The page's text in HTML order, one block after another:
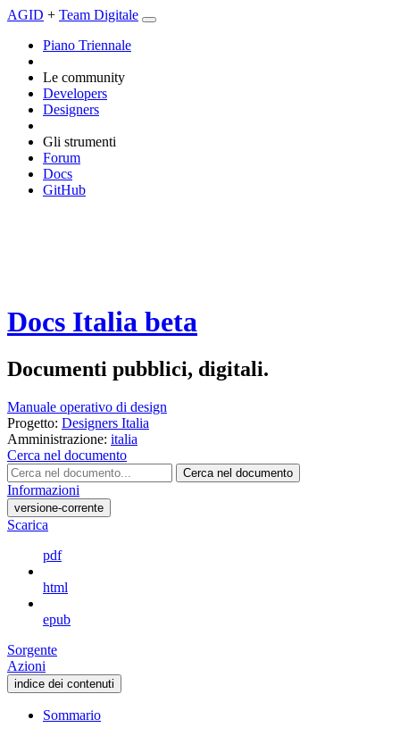
AGID + Team Digitale
Piano Triennale
Le community
Developers
Designers
Gli strumenti
Forum
Docs
GitHub
Docs Italia beta
Documenti pubblici, digitali.
Manuale operativo di design
Progetto: Designers Italia
Amministrazione: italia
Cerca nel documento
Cerca nel documento
Informazioni
versione-corrente
Scarica
pdf
html
epub
Sorgente
Azioni
indice dei contenuti
Sommario